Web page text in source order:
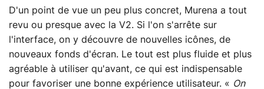
D'un point de vue un peu plus concret, Murena a tout
revu ou presque avec la V2. Si l'on s'arrête sur
l'interface, on y découvre de nouvelles icônes, de
nouveaux fonds d'écran. Le tout est plus fluide et plus
agréable à utiliser qu'avant, ce qui est indispensable
pour favoriser une bonne expérience utilisateur. « On